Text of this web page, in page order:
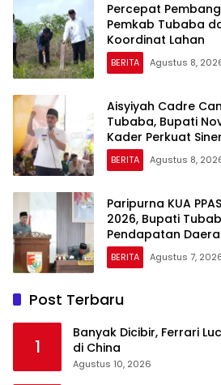
Percepat
Pemkab Tubaba
Koordinat Lahan
BERITA Agustus 8,
Aisyiyah Cadre
Tubaba, Bupati
Kader Perkuat
BERITA Agustus 8,
Paripurna KUA
2026, Bupati
Pendapatan
BERITA Agustus 7,
Post Terbaru
1
Banyak Dicibir, Ferrari
di China
Agustus 10, 2026